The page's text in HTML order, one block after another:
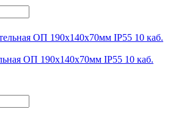
ОП 190х140х70мм IP55 10 каб.